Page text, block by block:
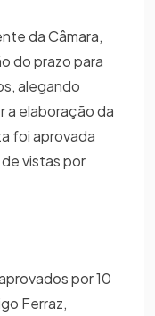
da Câmara,
do prazo para
alegando
a elaboração da
foi aprovada
vistas por
por 10
Ferraz,